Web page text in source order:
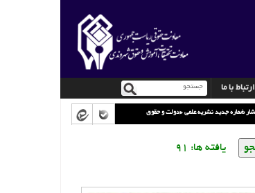
ارتباط با ما
انتشار شماره جدید نشریه علمی «دولت و حقوق»
یافته ها: 91